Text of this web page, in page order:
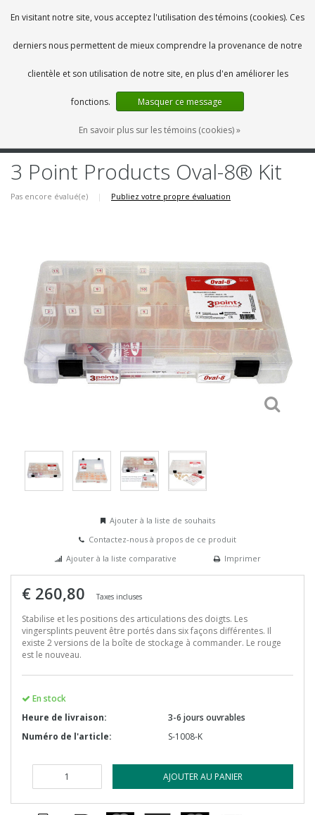
0 Articles
FR
3 Point Products Oval-8® Kit
Pas encore évalué(e) | Publiez votre propre évaluation
Ajouter à la liste de souhaits
Contactez-nous à propos de ce produit
Ajouter à la liste comparative
Imprimer
€ 260,80 Taxes incluses
Stabilise et les positions des articulations des doigts. Les
vingersplints peuvent être portés dans six façons différentes. Il
existe 2 versions de la boîte de stockage à commander. Le rouge
est le nouveau.
En stock
Heure de livraison:
3-6 jours ouvrables
Numéro de l'article:
S-1008-K
AJOUTER AU PANIER
En visitant notre site, vous acceptez l'utilisation des témoins (cookies). Ces
derniers nous permettent de mieux comprendre la provenance de notre
clientèle et son utilisation de notre site, en plus d'en améliorer les
fonctions. Masquer ce message
En savoir plus sur les témoins (cookies) »